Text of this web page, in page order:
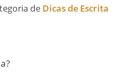
de Dicas de Escrita